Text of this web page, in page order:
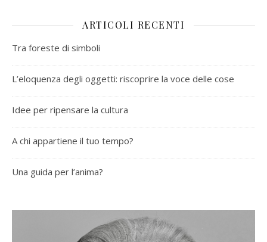
ARTICOLI RECENTI
Tra foreste di simboli
L’eloquenza degli oggetti: riscoprire la voce delle cose
Idee per ripensare la cultura
A chi appartiene il tuo tempo?
Una guida per l’anima?